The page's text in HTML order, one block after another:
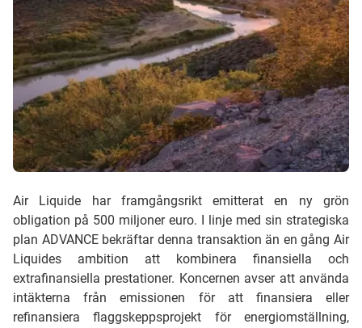
Air Liquide har framgångsrikt emitterat en ny grön
obligation på 500 miljoner euro. I linje med sin strategiska
plan ADVANCE bekräftar denna transaktion än en gång Air
Liquides ambition att kombinera finansiella och
extrafinansiella prestationer. Koncernen avser att använda
intäkterna från emissionen för att finansiera eller
refinansiera flaggskeppsprojekt för energiomställning,